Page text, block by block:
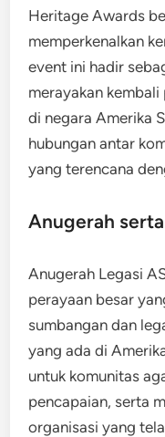
Heritage Awards
memperkenalkan
event ini hadir
merayakan
di negara Amerika
hubungan antar
yang terencana
Anugerah
Anugerah Legasi
perayaan besar
sumbangan dan
yang ada di
untuk komunitas
pencapaian, serta
organisasi yang